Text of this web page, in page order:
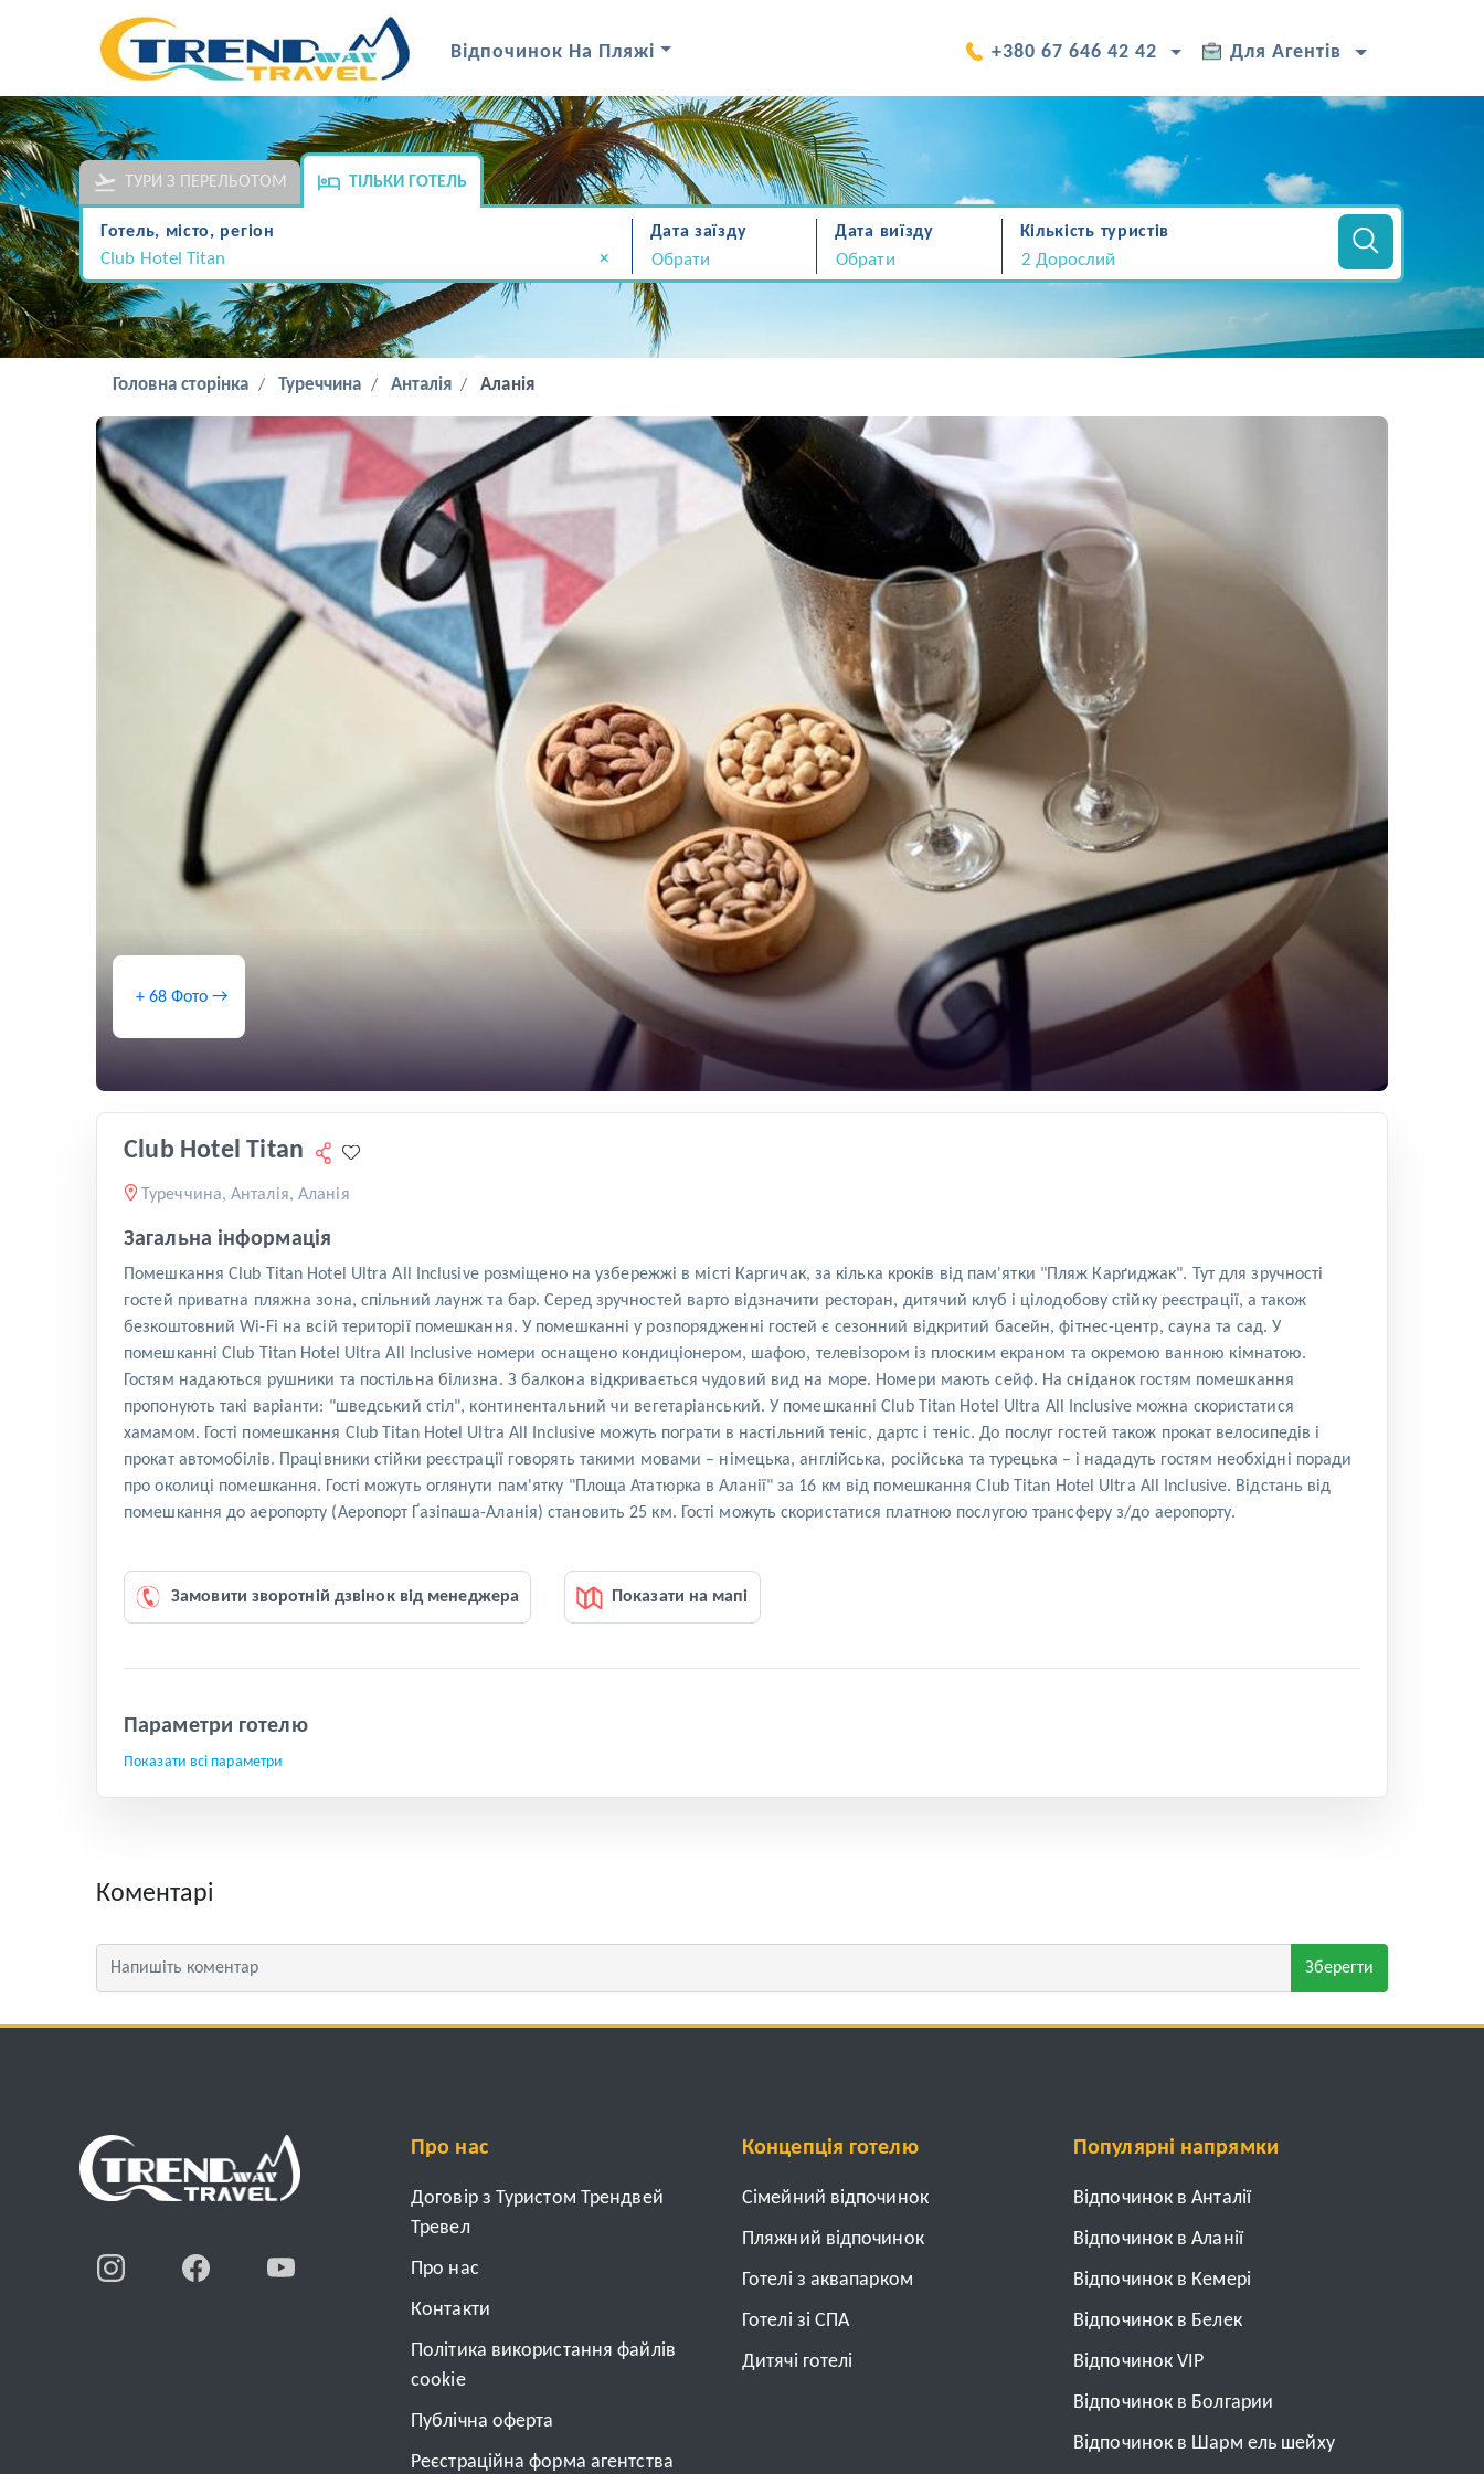
Відпочинок На Пляжі +380 67 646 42 42 Для Агентів
ТУРИ З ПЕРЕЛЬОТОМ ТІЛЬКИ ГОТЕЛЬ
Готель, місто, регіон
×
Club Hotel Titan
Дата заїзду Дата виїзду Кількість туристів
Головна сторінка Туреччина Анталія Аланія
+ 68 Фото →
Club Hotel Titan
Туреччина, Анталія, Аланія
Загальна інформація
Помешкання Club Titan Hotel Ultra All Inclusive розміщено на узбережжі в місті Каргичак, за кілька кроків від пам'ятки "Пляж Карґиджак". Тут для зручності
гостей приватна пляжна зона, спільний лаунж та бар. Серед зручностей варто відзначити ресторан, дитячий клуб і цілодобову стійку реєстрації, а також
безкоштовний Wi-Fi на всій території помешкання. У помешканні у розпорядженні гостей є сезонний відкритий басейн, фітнес-центр, сауна тa сад. У
помешканні Club Titan Hotel Ultra All Inclusive номери оснащено кондиціонером, шафою, телевізором із плоским екраном та окремою ванною кімнатою.
Гостям надаються рушники та постільна білизна. З балкона відкривається чудовий вид на море. Номери мають сейф. На сніданок гостям помешкання
пропонують такі варіанти: "шведський стіл", континентальний чи вегетаріанський. У помешканні Club Titan Hotel Ultra All Inclusive можна скористатися
хамамом. Гості помешкання Club Titan Hotel Ultra All Inclusive можуть пограти в настільний теніс, дартс і теніс. До послуг гостей також прокат велосипедів і
прокат автомобілів. Працівники стійки реєстрації говорять такими мовами – німецька, англійська, російська та турецька – і нададуть гостям необхідні поради
про околиці помешкання. Гості можуть оглянути пам'ятку "Площа Ататюрка в Аланії" за 16 км від помешкання Club Titan Hotel Ultra All Inclusive. Відстань від
помешкання до аеропорту (Аеропорт Ґазіпаша-Аланія) становить 25 км. Гості можуть скористатися платною послугою трансферу з/до аеропорту.
Замовити зворотній дзвінок від менеджера Показати на мапі
Параметри готелю
Показати всі параметри
Коментарі
Зберегти
Про нас
Договір з Туристом Трендвей
Тревел
Про нас
Контакти
Політика використання файлів
cookie
Публічна оферта
Реєстраційна форма агентства
Концепція готелю
Cімейний відпочинок
Пляжний відпочинок
Готелі з аквапарком
Готелі зі СПА
Дитячі готелі
Популярні напрямки
Відпочинок в Анталії
Відпочинок в Аланії
Відпочинок в Кемері
Відпочинок в Белек
Відпочинок VIP
Відпочинок в Болгарии
Відпочинок в Шарм ель шейху